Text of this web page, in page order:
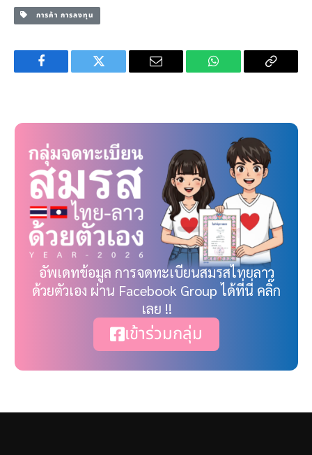
การค้า การลงทุน
Facebook Twitter Email WhatsApp Copy
อัพเดทข้อมูล การจดทะเบียนสมรสไทยลาว
ด้วยตัวเอง ผ่าน Facebook Group ได้ที่นี่ คลิ๊ก
เลย !!
เข้าร่วมกลุ่ม